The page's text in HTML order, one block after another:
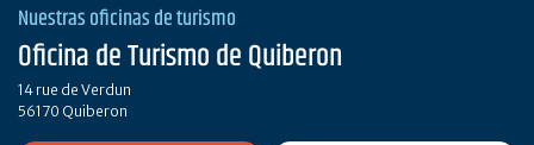
Nuestras oficinas de turismo
Oficina de Turismo de Quiberon
14 rue de Verdun
56170 Quiberon